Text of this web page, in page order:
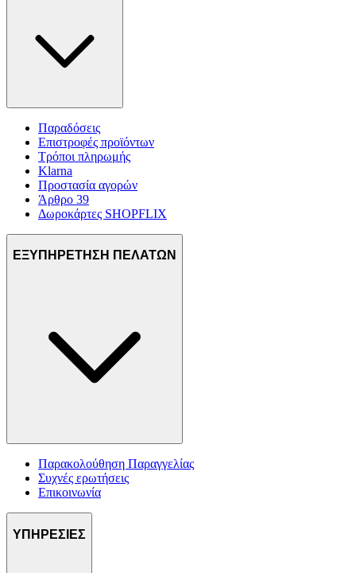
Παραδόσεις
Επιστροφές προϊόντων
Τρόποι πληρωμής
Klarna
Προστασία αγορών
Άρθρο 39
Δωροκάρτες SHOPFLIX
ΕΞΥΠΗΡΕΤΗΣΗ ΠΕΛΑΤΩΝ
Παρακολούθηση Παραγγελίας
Συχνές ερωτήσεις
Επικοινωνία
ΥΠΗΡΕΣΙΕΣ